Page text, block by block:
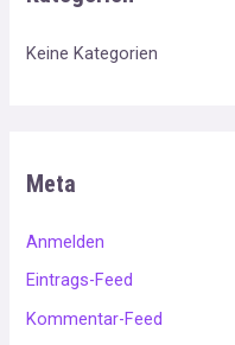
Keine Kategorien
Meta
Anmelden
Eintrags-Feed
Kommentar-Feed